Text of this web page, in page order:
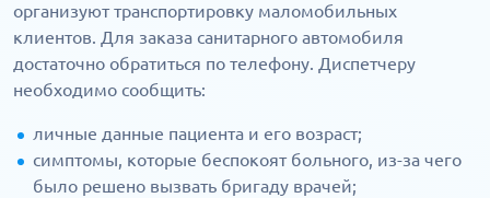
организуют транспортировку маломобильных
клиентов. Для заказа санитарного автомобиля
достаточно обратиться по телефону. Диспетчеру
необходимо сообщить:
личные данные пациента и его возраст;
симптомы, которые беспокоят больного, из-за чего
было решено вызвать бригаду врачей;